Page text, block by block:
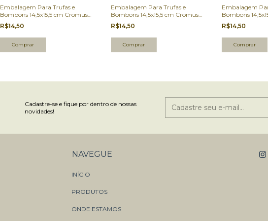
Embalagem Para Trufas e
Bombons 14,5x15,5 cm Cromus
Dois Amores 100 Un.
R$14,50
Embalagem Para Trufas e
Bombons 14,5x15,5 cm Cromus
Verde 100 Un.
R$14,50
Embalagem
Bombons
Ouro 100 Un.
R$14,50
Cadastre-se e fique por dentro de nossas
novidades!
NAVEGUE
INÍCIO
PRODUTOS
ONDE ESTAMOS